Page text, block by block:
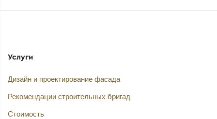
Услуги
Дизайн и проектирование фасада
Рекомендации строительных бригад
Стоимость